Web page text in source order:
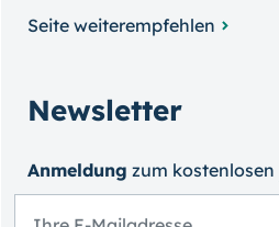
Seite weiterempfehlen
Newsletter
Anmeldung zum kosten­losen